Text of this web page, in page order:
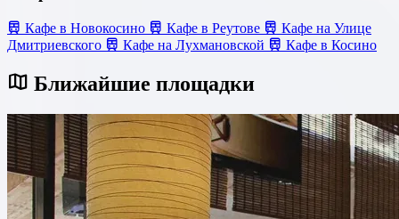
Кафе в Новокосино Кафе в Реутове
Кафе на Улице
Дмитриевского
Кафе на Лухмановской Кафе в Косино
Ближайшие площадки